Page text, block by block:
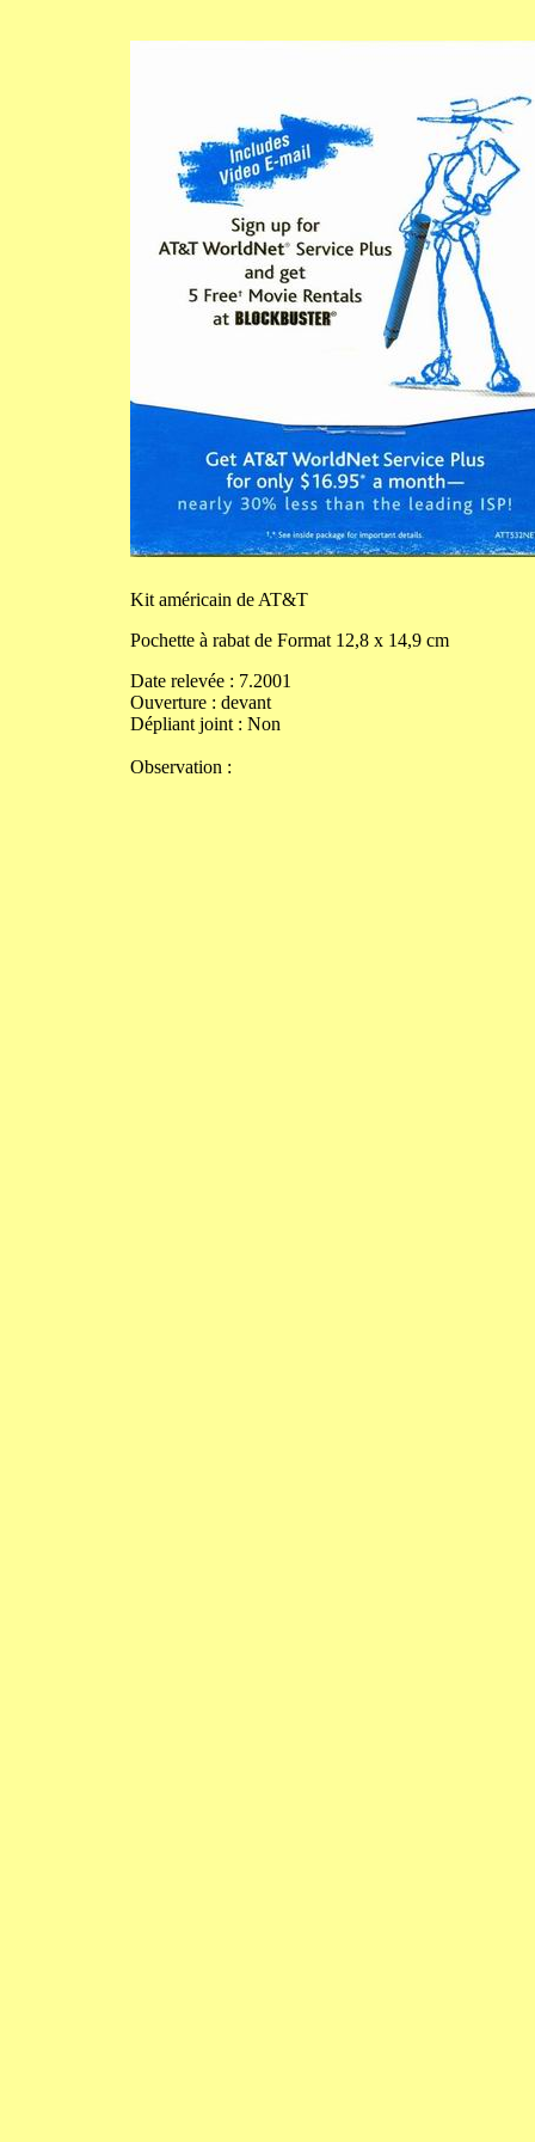
Kit américain de AT&T
Pochette à rabat de Format 12,8 x 14,9 cm
Date relevée : 7.2001
Ouverture : devant
Dépliant joint : Non
Observation :